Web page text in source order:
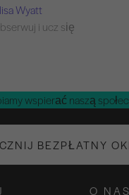
Wyatt
i ucz się
wspierać naszą
BEZPŁATNY
O NAS